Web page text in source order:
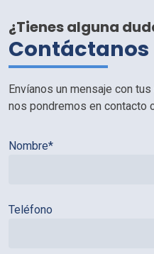
¿Tienes alguna
Contáctanos
Envíanos un mensaje con
nos pondremos en contacto
Nombre*
Teléfono